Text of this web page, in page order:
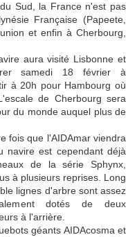
Sud, la France n'est pas
Française (Papeete,
et enfin à Cherbourg,
aura visité Lisbonne et
samedi 18 février à
à 20h pour Hambourg où
de Cherbourg sera
du monde auquel plus de
fois que l'AIDAmar viendra
navire est cependant déjà
de la série Sphynx,
à plusieurs reprises. Long
lignes d'arbre sont assez
dotés de deux
à l'arrière.
géants AIDAcosma et